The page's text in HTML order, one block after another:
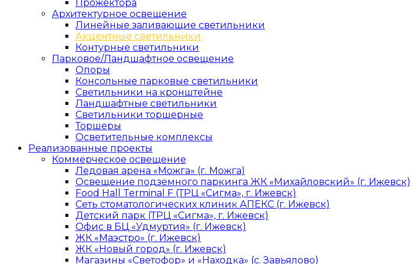
Прожектора
Архитектурное освещение
Линейные заливающие светильники
Акцентные светильники
Контурные светильники
Парковое/Ландшафтное освещение
Опоры
Консольные парковые светильники
Светильники на кронштейне
Ландшафтные светильники
Светильники торшерные
Торшеры
Осветительные комплексы
Реализованные проекты
Коммерческое освещение
Ледовая арена «Можга» (г. Можга)
Освещение подземного паркинга ЖК «Михайловский» (г. Ижевск)
Food Hall Terminal F (ТРЦ «Сигма», г. Ижевск)
Сеть стоматологических клиник АПЕКС (г. Ижевск)
Детский парк (ТРЦ «Сигма», г. Ижевск)
Офис в БЦ «Удмуртия» (г. Ижевск)
ЖК «Маэстро» (г. Ижевск)
ЖК «Новый город» (г. Ижевск)
Магазины «Светофор» и «Находка» (с. Завьялово)